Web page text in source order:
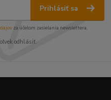
Prihlásiť sa
za účelom zasielania newslettera.
odhlásiť.